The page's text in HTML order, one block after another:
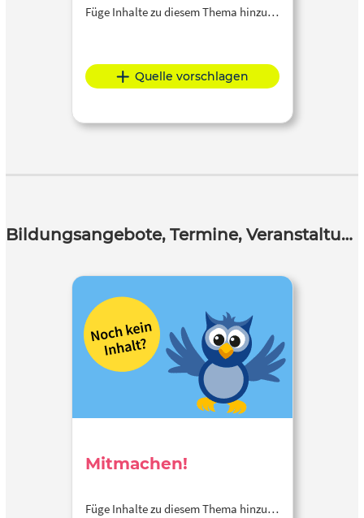
Füge Inhalte zu diesem Thema hinzu…
Quelle vorschlagen
Bildungsangebote, Termine, Veranstaltungen
Mitmachen!
Füge Inhalte zu diesem Thema hinzu…